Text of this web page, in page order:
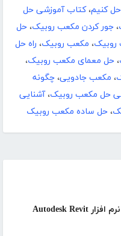
دانلود کتاب آموزش جامع و گام به گام نرم افزار Autodesk Revit
کنیم،کتاب آموزشی حل
، جور کردن مکعب روبیک، حل
، مکعب روبیک، راه حل
، حل معمای مکعب روبیک،
، مکعب جادویی، چگونه
حل مکعب روبیک،آشنایی
، حل ساده مکعب روبیک